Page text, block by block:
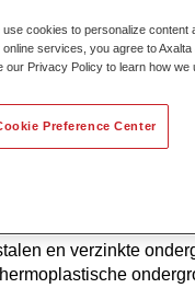
Standox EP-
en verzinkte
use cookies to personalize content
online services, you agree to
our Privacy Policy to learn how we
Preference Center